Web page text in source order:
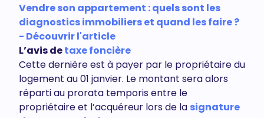
Vendre son appartement : quels sont les
diagnostics immobiliers et quand les faire ?
- Découvrir l'article
L’avis detaxe foncière
Cette dernière est à payer par le propriétaire du
logement au 01 janvier. Le montant sera alors
réparti au prorata temporis entre le
propriétaire et l’acquéreur lors de la signature